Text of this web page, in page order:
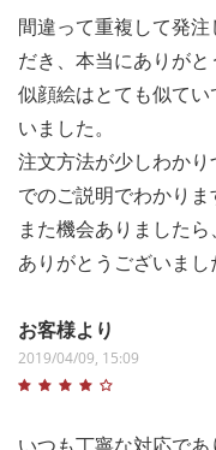
間違って重複して発
だき、本当にありがと
似顔絵はとても似て
いました。
注文方法が少しわか
でのご説明でわかりま
また機会ありましたら
ありがとうございまし
お客様より
2019/04/09, 15:09
いつも丁寧な対応であ